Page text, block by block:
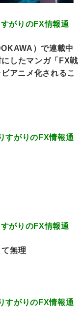
がりのFX情報通
）で連載中
したマンガ「FX戦
アニメ化されるこ
すがりのFX情報通
がりのFX情報通
無理
すがりのFX情報通